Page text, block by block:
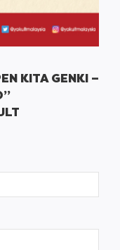
KITA GENKI –